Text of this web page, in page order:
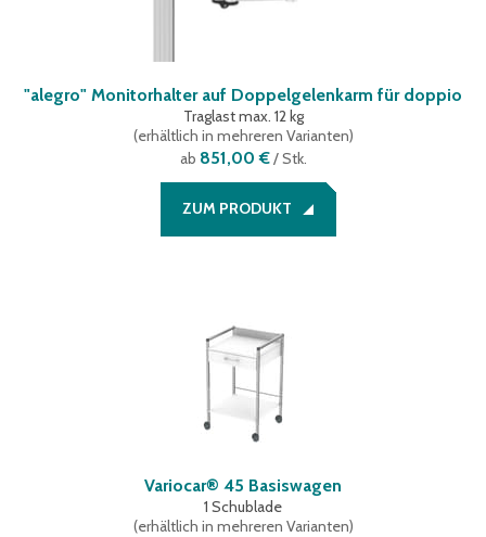
"alegro" Monitorhalter auf Doppelgelenkarm für doppio
Traglast max. 12 kg
(erhältlich in mehreren Varianten)
ab 851,00 €/ Stk.
ZUM PRODUKT
Variocar® 45 Basiswagen
1 Schublade
(erhältlich in mehreren Varianten)